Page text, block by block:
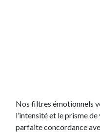
Nos filtres émotionnels
l’intensité et le prisme
parfaite concordance